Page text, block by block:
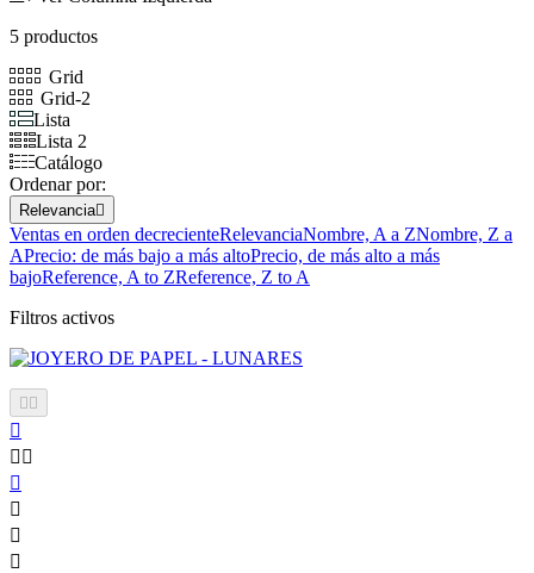
5 productos
Grid
Grid-2
Lista
Lista 2
Catálogo
Ordenar por:
Relevancia
Ventas en orden decrecienteRelevanciaNombre, A a ZNombre, Z a
APrecio: de más bajo a más altoPrecio, de más alto a más
bajoReference, A to ZReference, Z to A
Filtros activos


 



